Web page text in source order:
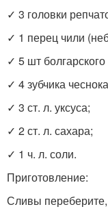
✓ 3 головки
✓ 1 перец чили
✓ 5 шт
✓ 4 зубчика
✓ 3 ст. л. уксуса;
✓ 2 ст. л. сахара;
✓ 1 ч. л. соли.
Приготовление:
Сливы переберите,